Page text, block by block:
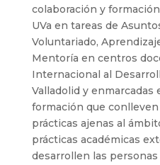
colaboración y
UVa en tareas de
Voluntariado,
Mentoría en centros
Internacional al
Valladolid y enmarcadas
formación que
prácticas ajenas al
prácticas académicas
desarrollen las